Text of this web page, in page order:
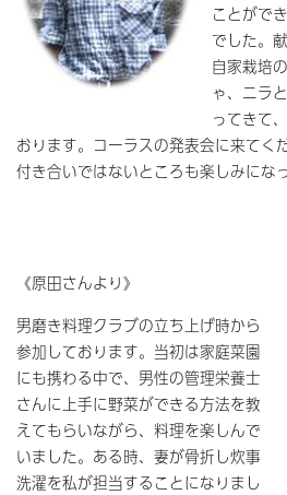
ことがで
でした。
自家栽培
ゃ、ニラ
ってきて
おります。コーラスの発表会に来てく
付き合いではないところも楽しみにな
《原田さんより》
男磨き料理クラブの立ち上げ時から
参加しております。当初は家庭菜園
にも携わる中で、男性の管理栄養士
さんに上手に野菜ができる方法を教
えてもらいながら、料理を楽しんで
いました。ある時、妻が骨折し炊事
洗濯を私が担当することになりまし